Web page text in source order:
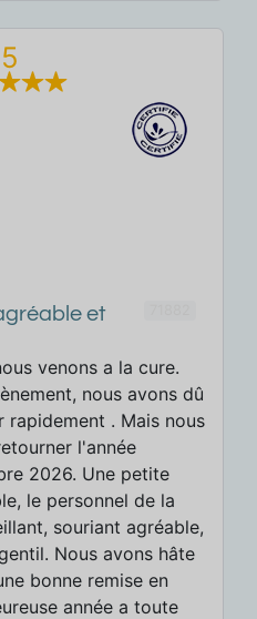
5
et
venons a la cure.
nous avons dû
. Mais nous
l'année
2026. Une petite
le personnel de la
souriant agréable,
Nous avons hâte
bonne remise en
année a toute